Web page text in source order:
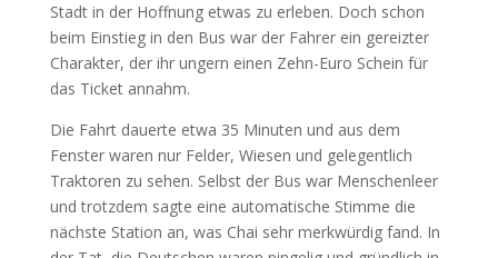
Stadt in der Hoffnung etwas zu erleben. Doch schon
beim Einstieg in den Bus war der Fahrer ein gereizter
Charakter, der ihr ungern einen Zehn-Euro Schein für
das Ticket annahm.
Die Fahrt dauerte etwa 35 Minuten und aus dem
Fenster waren nur Felder, Wiesen und gelegentlich
Traktoren zu sehen. Selbst der Bus war Menschenleer
und trotzdem sagte eine automatische Stimme die
nächste Station an, was Chai sehr merkwürdig fand. In